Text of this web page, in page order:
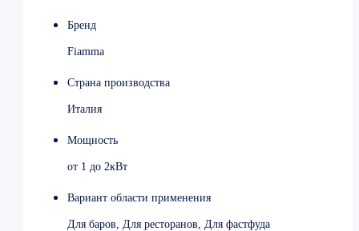
Бренд
Fiamma
Страна производства
Италия
Мощность
от 1 до 2кВт
Вариант области применения
Для баров, Для ресторанов, Для фастфуда